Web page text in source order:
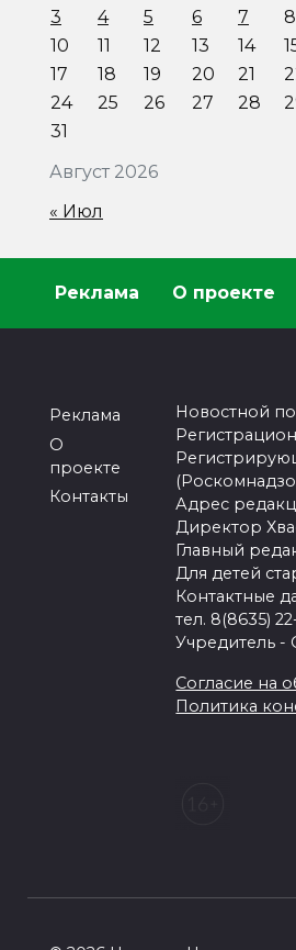
Август 2026
3
4 5 6 7 8
10
11 12 13 14
17
18 19 20 21
24
25 26 27 28
31
« Июл
Реклама О проекте
Реклама
О
проекте
Контакты
Новостной
Адрес
Директор
Главный
Для детей
Контактные
тел. 8(8635)
Учредитель -
Согласие на
Политика